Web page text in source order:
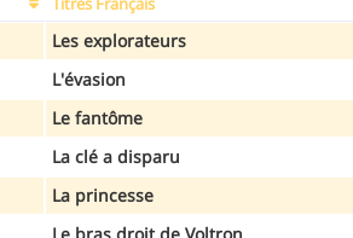
Les explorateurs
L'évasion
Le fantôme
La clé a disparu
La princesse